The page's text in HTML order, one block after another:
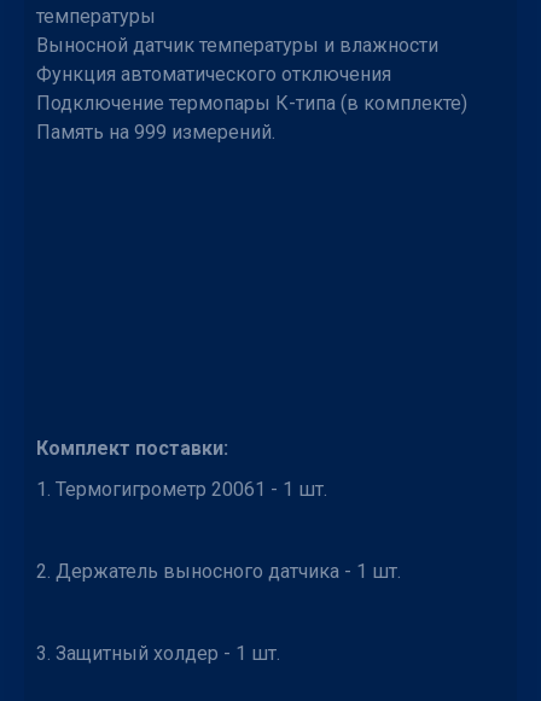
температуры
Выносной датчик температуры и влажности
Функция автоматического отключения
Подключение термопары К-типа (в комплекте)
Память на 999 измерений.
Комплект поставки:
1. Термогигрометр 20061 - 1 шт.
2. Держатель выносного датчика - 1 шт.
3. Защитный холдер - 1 шт.